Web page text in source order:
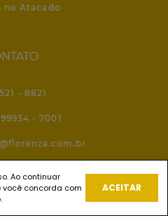
no Atacado
- 8821
- 7001
SOCIAIS
Ao continuar
concorda com
.
ACEITAR